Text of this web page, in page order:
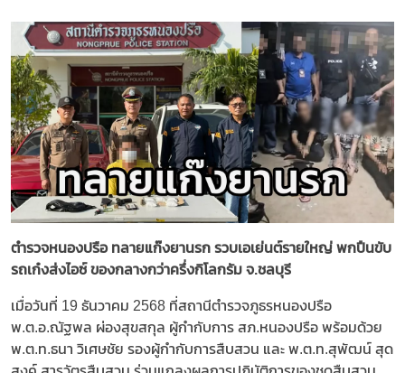
ตำรวจหนองปรือ ทลายแก๊งยานรก รวบเอเย่นต์รายใหญ่ พกปืนขับ
รถเก๋งส่งไอซ์ ของกลางกว่าครึ่งกิโลกรัม จ.ชลบุรี
เมื่อวันที่ 19 ธันวาคม 2568 ที่สถานีตำรวจภูธรหนองปรือ
พ.ต.อ.ณัฐพล ผ่องสุขสกุล ผู้กำกับการ สภ.หนองปรือ พร้อมด้วย
พ.ต.ท.ธนา วิเศษชัย รองผู้กำกับการสืบสวน และ พ.ต.ท.สุพัฒน์ สุด